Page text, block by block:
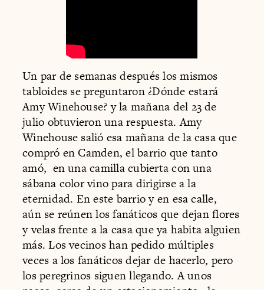
Un par de semanas después los mismos
tabloides se preguntaron ¿Dónde estará
Amy Winehouse? y la mañana del 23 de
julio obtuvieron una respuesta. Amy
Winehouse salió esa mañana de la casa que
compró en Camden, el barrio que tanto
amó, en una camilla cubierta con una
sábana color vino para dirigirse a la
eternidad. En este barrio y en esa calle,
aún se reúnen los fanáticos que dejan flores
y velas frente a la casa que ya habita alguien
más. Los vecinos han pedido múltiples
veces a los fanáticos dejar de hacerlo, pero
los peregrinos siguen llegando. A unos